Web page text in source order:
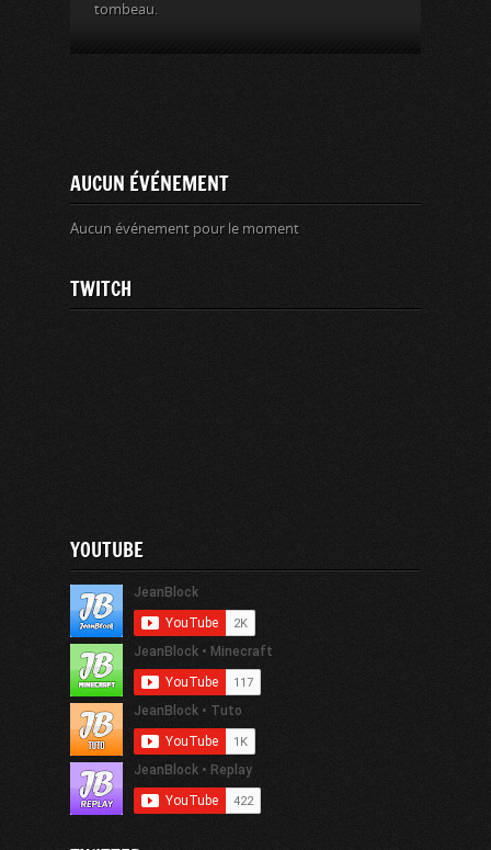
tombeau.
AUCUN ÉVÉNEMENT
Aucun événement pour le moment
TWITCH
YOUTUBE